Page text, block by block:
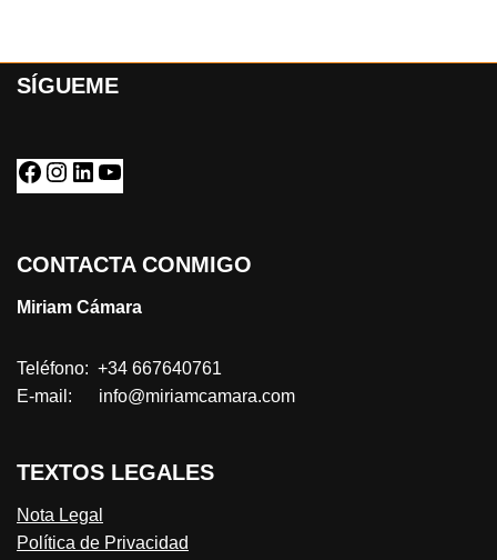
SÍGUEME
CONTACTA CONMIGO
Miriam Cámara
Teléfono: +34 667640761
E-mail: info@miriamcamara.com
TEXTOS LEGALES
Nota Legal
Política de Privacidad